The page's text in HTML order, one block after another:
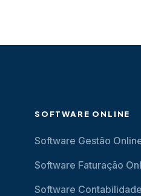
SOFTWARE ONLINE
Software Gestão
Software Faturação
Software